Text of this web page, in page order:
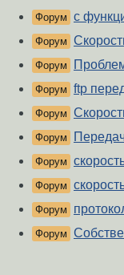
Форум c
Форум
Форум
Форум ftp
Форум
Форум
Форум
Форум
Форум
Форум